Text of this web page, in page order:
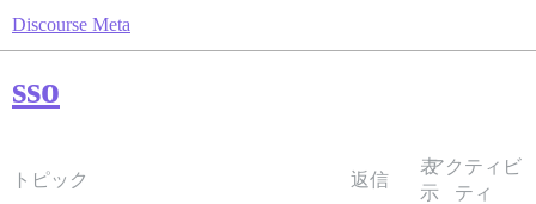
Discourse Meta
sso
トピック 返信
表
示
アクティビ
ティ